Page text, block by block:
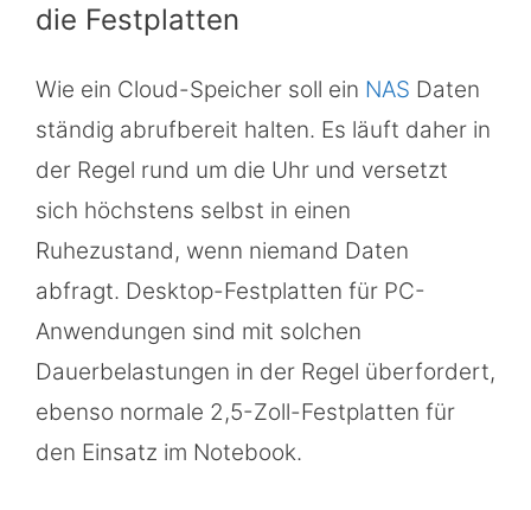
die Festplatten
Wie ein Cloud-Speicher soll ein NAS Daten
ständig abrufbereit halten. Es läuft daher in
der Regel rund um die Uhr und versetzt
sich höchstens selbst in einen
Ruhezustand, wenn niemand Daten
abfragt. Desktop-Festplatten für PC-
Anwendungen sind mit solchen
Dauerbelastungen in der Regel überfordert,
ebenso normale 2,5-Zoll-Festplatten für
den Einsatz im Notebook.